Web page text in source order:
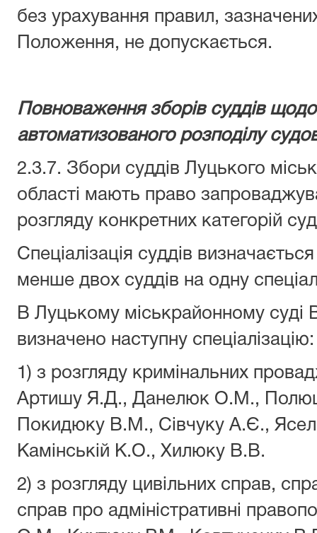
без урахування правил,
Положення, не допускається.
Повноваження зборів суддів щодо
автоматизованого розподілу
2.3.7. Збори суддів Луцького
області мають право
розгляду конкретних категорій
Спеціалізація суддів
менше двох суддів на одну
В Луцькому міськрайонному суді
визначено наступну спеціалізацію:
1) з розгляду кримінальних
Артишу Я.Д., Данелюк О.М.,
Покидюку В.М., Сівчуку А.Є.,
Камінській К.О., Хилюку В.В.
2) з розгляду цивільних справ,
справ про адміністративні